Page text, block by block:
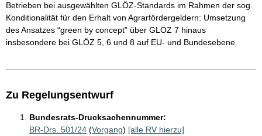
Betrieben bei ausgewählten GLÖZ-Standards im Rahmen der sog.
Konditionalität für den Erhalt von Agrarfördergeldern: Umsetzung
des Ansatzes “green by concept” über GLÖZ 7 hinaus
insbesondere bei GLÖZ 5, 6 und 8 auf EU- und Bundesebene
Zu Regelungsentwurf
Bundesrats-Drucksachennummer:
BR-Drs. 501/24 (Vorgang) [alle RV hierzu]